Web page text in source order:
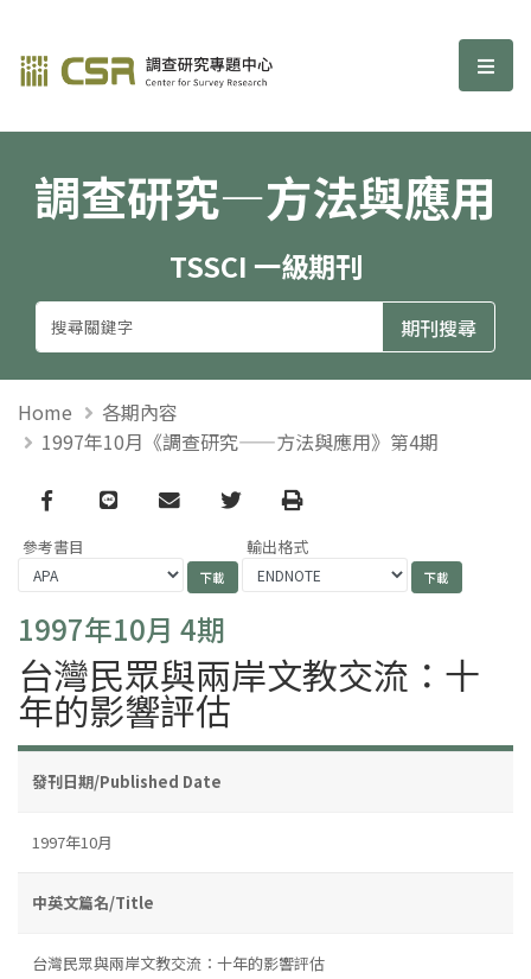
調查研究—方法與應用期刊 選
調查研究—方法與應用
TSSCI 一級期刊
Home
各期內容
1997年10月《調查研究——方法與應用》第4期
Facebook
line email TwitterPrint
參考書目 輸出格式
1997年10月 4期
台灣民眾與兩岸文教交流：十
年的影響評估
發刊日期/Published Date
1997年10月
中英文篇名/Title
台灣民眾與兩岸文教交流：十年的影響評估